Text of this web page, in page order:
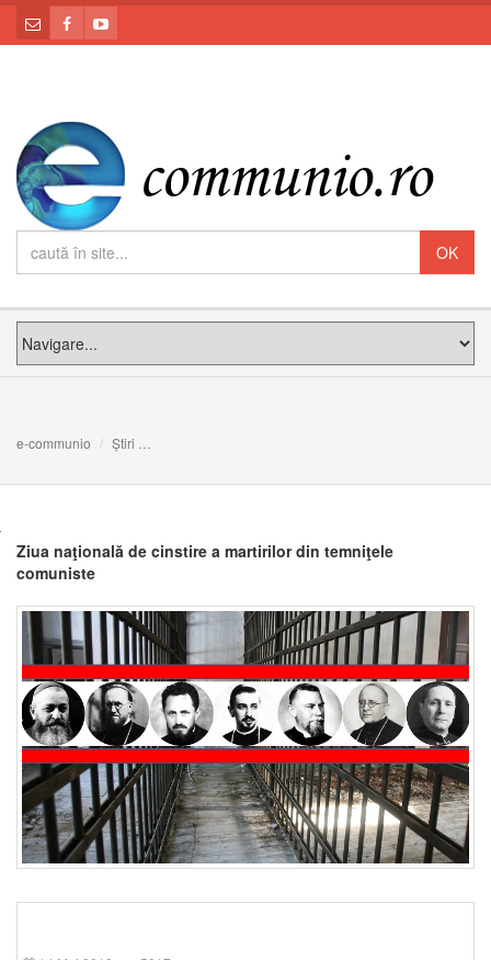
e-communio Știri
Ziua naţională de cinstire a martirilor din temniţele
comuniste